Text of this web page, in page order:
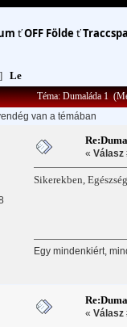
ťOFF Földeť
] Le
Téma: Dumaláda 1
van a témában
« Válasz
Sikerekben,
Egy mindenkiért,
« Válasz